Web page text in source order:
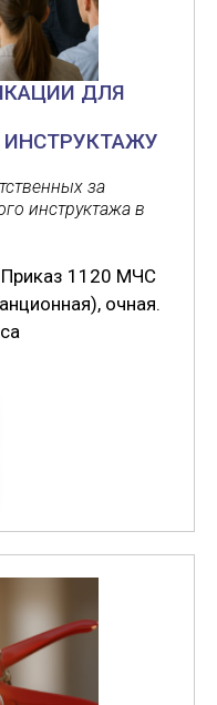
ДЛЯ
за
инструктажа в
Приказ 1120 МЧС
очная.